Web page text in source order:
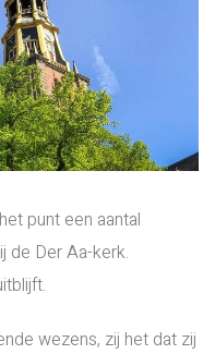
punt een aantal
de Der Aa-kerk.
wezens, zij het dat zij